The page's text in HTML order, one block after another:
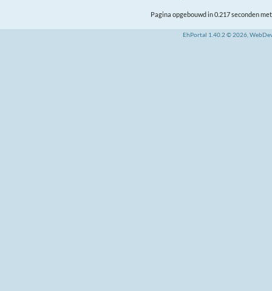
Pagina opgebouwd in 0.217 seconden
EhPortal 1.40.2 © 2026,